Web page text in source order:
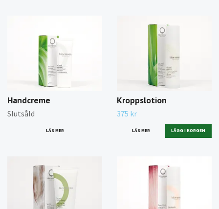
Handcreme
Slutsåld
LÄS MER
Kroppslotion
375 kr
LÄS MER